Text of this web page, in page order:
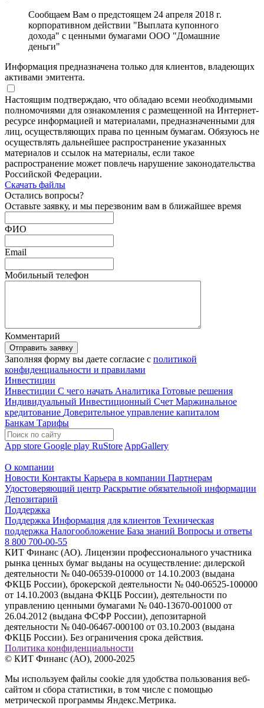
Сообщаем Вам о предстоящем 24 апреля 2018 г.
корпоративном действии "Выплата купонного
дохода" с ценными бумагами ООО "Домашние
деньги"
Информация предназначена только для клиентов, владеющих
активами эмитента.
Настоящим подтверждаю, что обладаю всеми необходимыми
полномочиями для ознакомления с размещенной на Интернет-
ресурсе информацией и материалами, предназначенными для
лиц, осуществляющих права по ценным бумагам. Обязуюсь не
осуществлять дальнейшее распространение указанных
материалов и ссылок на материалы, если такое
распространение может повлечь нарушение законодательства
Российской Федерации.
Скачать файлы
Остались вопросы?
Оставьте заявку, и мы перезвоним вам в ближайшее время
ФИО
Email
Мобильный телефон
Комментарий
Отправить заявку
Заполняя форму вы даете согласие с политикой
конфиденциальности и правилами
Инвестиции
Инвестиции С чего начать Аналитика Готовые решения
Индивидуальный Инвестиционный Счет Маржинальное
кредитование Доверительное управление капиталом
Банкам Тарифы
App store Google play RuStore AppGallery
О компании
Новости Контакты Карьера в компании Партнерам
Удостоверяющий центр Раскрытие обязательной информации
Депозитарий
Поддержка
Поддержка Информация для клиентов Техническая
поддержка Налогообложение База знаний Вопросы и ответы
8 800 700-00-55
КИТ Финанс (АО). Лицензии профессионального участника
рынка ценных бумаг выданы на осуществление: дилерской
деятельности № 040-06539-010000 от 14.10.2003 (выдана
ФКЦБ России), брокерской деятельности № 040-06525-100000
от 14.10.2003 (выдана ФКЦБ России), деятельности по
управлению ценными бумагами № 040-13670-001000 от
26.04.2012 (выдана ФСФР России), депозитарной
деятельности № 040-06467-000100 от 03.10.2003 (выдана
ФКЦБ России). Без ограничения срока действия.
Политика конфиденциальности
© КИТ Финанс (АО), 2000-2025
Мы используем файлы cookie для удобства пользования веб-
сайтом и сбора статистики, в том числе с помощью
метрической программы Яндекс.Метрика.